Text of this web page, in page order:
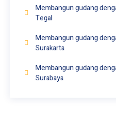
Membangun gudang
Tegal
Membangun gudang
Surakarta
Membangun gudang
Surabaya